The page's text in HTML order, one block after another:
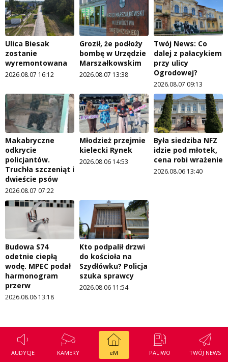
AUDYCJE KAMERY eM PALIWO TWÓJ NEWS
Ulica Biesak
zostanie
wyremontowana
2026.08.07 16:12
Groził, że podłoży
bombę w Urzędzie
Marszałkowskim
2026.08.07 13:38
Twój News: Co
dalej z pałacykiem
przy ulicy
Ogrodowej?
2026.08.07 09:13
Makabryczne
odkrycie
policjantów.
Truchła szczeniąt i
dwieście psów
2026.08.07 07:22
Młodzież przejmie
kielecki Rynek
2026.08.06 14:53
Była siedziba NFZ
idzie pod młotek,
cena robi wrażenie
2026.08.06 13:40
Budowa S74
odetnie ciepłą
wodę. MPEC podał
harmonogram
przerw
2026.08.06 13:18
Kto podpalił drzwi
do kościoła na
Szydłówku? Policja
szuka sprawcy
2026.08.06 11:54